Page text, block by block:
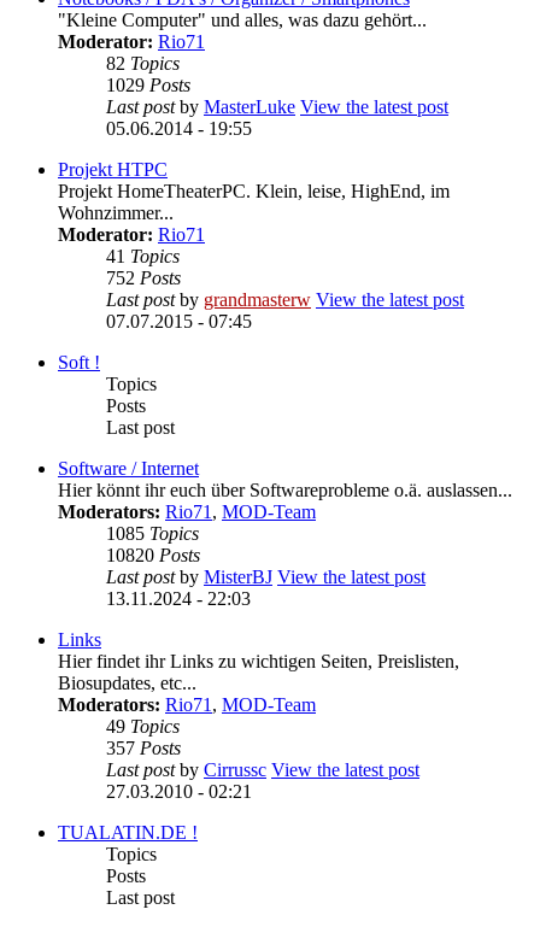
"Kleine Computer" und alles, was dazu gehört...
Moderator: Rio71
82 Topics
1029 Posts
Last postby MasterLuke View the latest post
05.06.2014 - 19:55
Projekt HTPC
Projekt HomeTheaterPC. Klein, leise, HighEnd, im
Wohnzimmer...
Moderator: Rio71
41 Topics
752 Posts
Last postby grandmasterw View the latest post
07.07.2015 - 07:45
Soft !
Topics
Posts
Last post
Software / Internet
Hier könnt ihr euch über Softwareprobleme o.ä. auslassen...
Moderators: Rio71, MOD-Team
1085 Topics
10820 Posts
Last postby MisterBJ View the latest post
13.11.2024 - 22:03
Links
Hier findet ihr Links zu wichtigen Seiten, Preislisten,
Biosupdates, etc...
Moderators: Rio71, MOD-Team
49 Topics
357 Posts
Last postby Cirrussc View the latest post
27.03.2010 - 02:21
TUALATIN.DE !
Topics
Posts
Last post